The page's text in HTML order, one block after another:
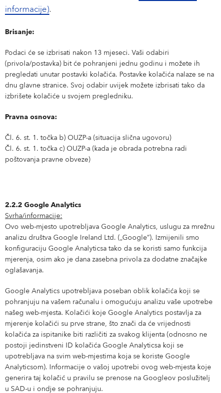
informacije).
Brisanje:
Podaci će se izbrisati nakon 13 mjeseci. Vaši odabiri
(privola/postavka) bit će pohranjeni jednu godinu i možete ih
pregledati unutar postavki kolačića. Postavke kolačića nalaze se na
dnu glavne stranice. Svoj odabir uvijek možete izbrisati tako da
izbrišete kolačiće u svojem pregledniku.
Pravna osnova:
Čl. 6. st. 1. točka b) OUZP-a (situacija slična ugovoru)
Čl. 6. st. 1. točka c) OUZP-a (kada je obrada potrebna radi
poštovanja pravne obveze)
2.2.2 Google Analytics
Svrha/informacije:
Ovo web-mjesto upotrebljava Google Analytics, uslugu za mrežnu
analizu društva Google Ireland Ltd. („Google”). Izmijenili smo
konfiguraciju Google Analyticsa tako da se koristi samo funkcija
mjerenja, osim ako je dana zasebna privola za dodatne značajke
oglašavanja.
Google Analytics upotrebljava poseban oblik kolačića koji se
pohranjuju na vašem računalu i omogućuju analizu vaše upotrebe
našeg web-mjesta. Kolačići koje Google Analytics postavlja za
mjerenje kolačići su prve strane, što znači da će vrijednosti
kolačića za ispitanike biti različiti za svakog klijenta (odnosno ne
postoji jedinstveni ID kolačića Google Analyticsa koji se
upotrebljava na svim web-mjestima koja se koriste Google
Analyticsom). Informacije o vašoj upotrebi ovog web-mjesta koje
generira taj kolačić u pravilu se prenose na Googleov poslužitelj
u SAD-u i ondje se pohranjuju.